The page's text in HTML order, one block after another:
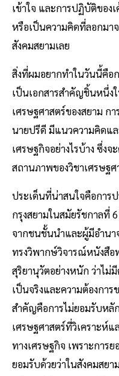
เข้าใจ และการปฏิบัติของ
หรือเป็นความคิดที่ลอกมา
สังคมสยามเลย
สิ่งที่ผมอยากทำในวันนี้คือ
เป็นเอกสารสำคัญชิ้นหนึ่ง
เศรษฐศาสตร์ของสยาม ก
นายปรีดี มีแนวความคิดแล
เศรษฐกิจอย่างไรบ้าง ซึ่ง
สถานภาพของวิชาเศรษฐ
ประเด็นที่น่าสนใจคือการ
กรุงสยามในสมัยรัชกาลที่
จากชนชั้นนำและผู้มีอำนา
ทรงวิพากษ์วิจารณ์หนังสือ
สุริยานุวัตอย่างหนัก ว่าไม่
เป็นจริงและความต้องกา
สำคัญคือการไม่ยอมรับหลั
เศรษฐศาสตร์ที่วิเคราะห์
ทางเศรษฐกิจ เพราะกา
ยอมรับด้วยว่าในสังคมสย